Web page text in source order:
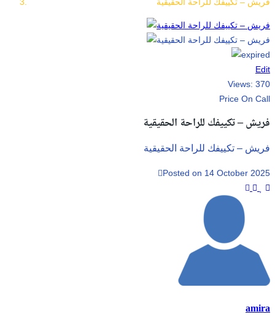
Edit
Views: 370
Price On Call
فريش – تكييفك للراحة الحقيقية
فريش – تكييفك للراحة الحقيقية
Posted on 14 October 2025
amira